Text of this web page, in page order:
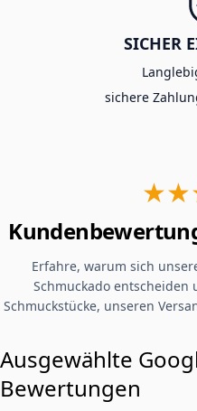
SICHER
sichere
Erfahre, warum sich
Schmuckado entscheiden
Schmuckstücke, unseren
Ausgewählte
Bewertungen